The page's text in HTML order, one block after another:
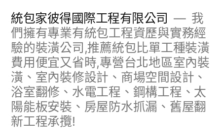
統包家彼得國際工程有限公司
我
們擁有專業有統包工程資歷與實務經
驗的裝潢公司,推薦統包比單工種裝潢
費用便宜又省時,專營台北地區室內裝
潢、室內裝修設計、商場空間設計、
浴室翻修、水電工程、鋼構工程、太
陽能板安裝、房屋防水抓漏、舊屋翻
新工程承攬!